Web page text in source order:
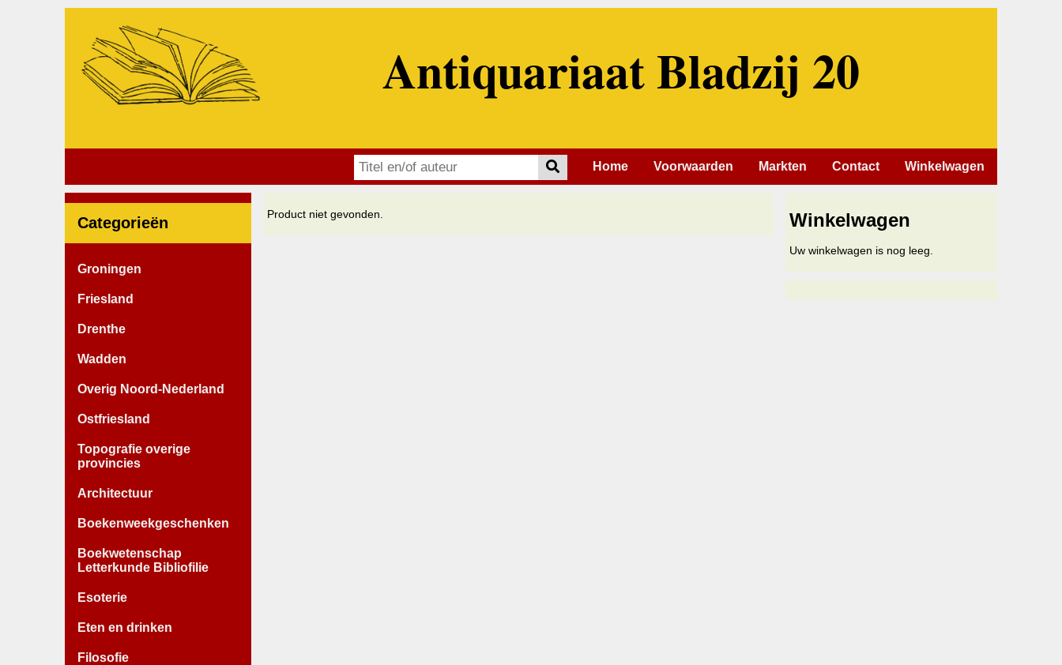
Antiquariaat Bladzij 20
Winkelwagen
Contact
Markten
Voorwaarden
Home
Categorieën
Groningen
Friesland
Drenthe
Wadden
Overig Noord-Nederland
Ostfriesland
Topografie overige
provincies
Architectuur
Boekenweekgeschenken
Boekwetenschap
Letterkunde Bibliofilie
Esoterie
Eten en drinken
Filosofie
Product niet gevonden. Winkelwagen
Uw winkelwagen is nog leeg.